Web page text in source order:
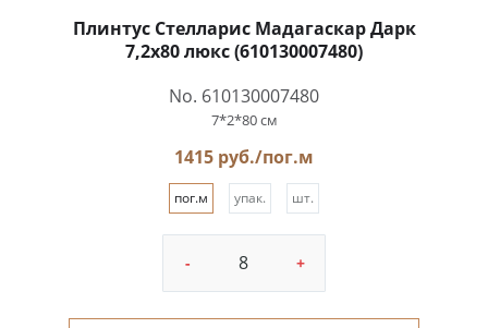
Плинтус Стелларис Мадагаскар Дарк
7,2x80 люкс (610130007480)
No. 610130007480
7*2*80 см
1415 руб./пог.м
пог.м упак. шт.
- +